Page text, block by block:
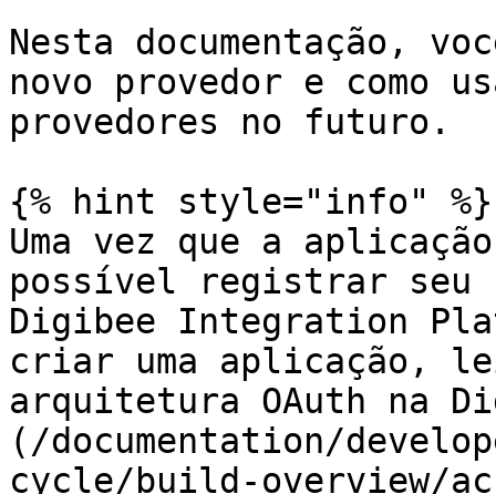
Nesta documentação,
novo provedor e como
provedores no futuro.
{% hint style="info" %}
Uma vez que a
possível registrar seu
Digibee Integration
criar uma aplicação,
arquitetura OAuth na
(/documentation/
cycle/build-overview/